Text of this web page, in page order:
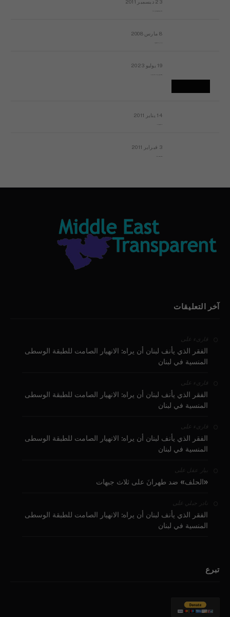
23 ديسمبر 2011
8 مارس 2008
19 يوليو 2023
14 يناير 2011
3 فبراير 2011
آخر التعليقات
قارىء على
الفقر الذي يأنف لبنان أن يراه: الانهيار الصامت للطبقة الوسطى
المنسية في لبنان
قارىء على
الفقر الذي يأنف لبنان أن يراه: الانهيار الصامت للطبقة الوسطى
المنسية في لبنان
قارىء على
الفقر الذي يأنف لبنان أن يراه: الانهيار الصامت للطبقة الوسطى
المنسية في لبنان
بيار عقل على
«الحلف» ضد طهرانَ على ثلاث جبهات
نادر جبلي على
الفقر الذي يأنف لبنان أن يراه: الانهيار الصامت للطبقة الوسطى
المنسية في لبنان
تبرع